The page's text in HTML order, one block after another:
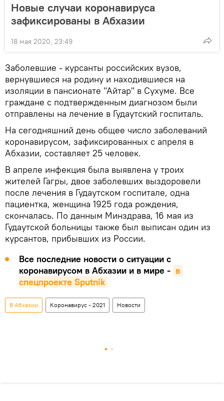
Новые случаи коронавируса
зафиксированы в Абхазии
18 мая 2020, 23:49
Заболевшие - курсанты российских вузов,
вернувшиеся на родину и находившиеся на
изоляции в пансионате "Айтар" в Сухуме. Все
граждане с подтвержденным диагнозом были
отправлены на лечение в Гудаутский госпиталь.
На сегодняшний день общее число заболеваний
коронавирусом, зафиксированных с апреля в
Абхазии, составляет 25 человек.
В апреле инфекция была выявлена у троих
жителей Гагры, двое заболевших выздоровели
после лечения в Гудаутском госпитале, одна
пациентка, женщина 1925 года рождения,
скончалась. По данным Минздрава, 16 мая из
Гудаутской больницы также был выписан один из
курсантов, прибывших из России.
Все последние новости о ситуации с
коронавирусом в Абхазии и в мире - в
спецпроекте Sputnik
В Абхазии Коронавирус - 2021 Новости